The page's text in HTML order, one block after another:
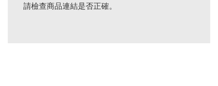
請檢查商品連結是否正確。